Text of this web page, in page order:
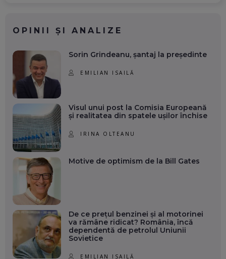
OPINII ȘI ANALIZE
Sorin Grindeanu, șantaj la președinte
EMILIAN ISAILĂ
Visul unui post la Comisia Europeană
și realitatea din spatele ușilor închise
IRINA OLTEANU
Motive de optimism de la Bill Gates
De ce prețul benzinei și al motorinei
va rămâne ridicat? România, încă
dependentă de petrolul Uniunii
Sovietice
EMILIAN ISAILĂ